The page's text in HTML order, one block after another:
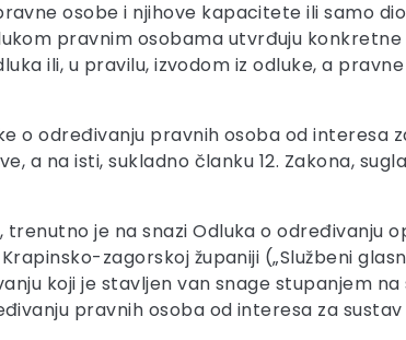
osobe i njihove kapacitete ili samo
pravnim osobama utvrđuju konkretne
ili, u pravilu, izvodom iz odluke, a
o određivanju pravnih osoba od
a na isti, sukladno članku 12. Zakona,
je na snazi Odluka o određivanju
zagorskoj županiji („Službeni
koji je stavljen van snage stupanjem
pravnih osoba od interesa za